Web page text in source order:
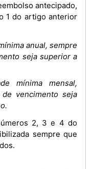
antecipado,
1 do artigo anterior
anual, sempre
seja superior a
mínima mensal,
vencimento seja
sempre que